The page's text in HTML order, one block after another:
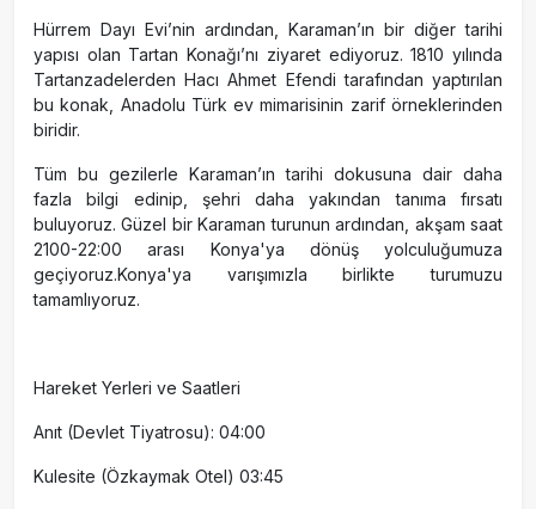
Hürrem Dayı Evi’nin ardından, Karaman’ın bir diğer tarihi
yapısı olan Tartan Konağı’nı ziyaret ediyoruz. 1810 yılında
Tartanzadelerden Hacı Ahmet Efendi tarafından yaptırılan
bu konak, Anadolu Türk ev mimarisinin zarif örneklerinden
biridir.
Tüm bu gezilerle Karaman’ın tarihi dokusuna dair daha
fazla bilgi edinip, şehri daha yakından tanıma fırsatı
buluyoruz. Güzel bir Karaman turunun ardından, akşam saat
2100-22:00 arası Konya'ya dönüş yolculuğumuza
geçiyoruz.Konya'ya varışımızla birlikte turumuzu
tamamlıyoruz.
Hareket Yerleri ve Saatleri
Anıt (Devlet Tiyatrosu): 04:00
Kulesite (Özkaymak Otel) 03:45